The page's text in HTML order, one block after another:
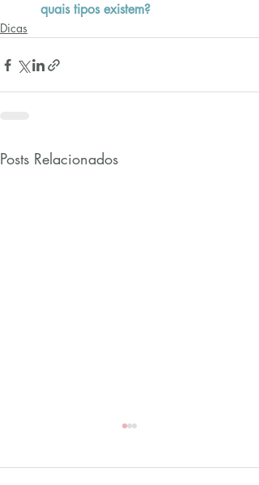
quais tipos existem?
Dicas
Posts Relacionados